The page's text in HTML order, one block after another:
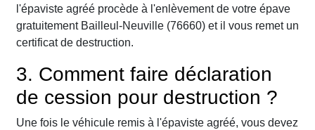
l'épaviste agréé procède à l'enlèvement de votre épave
gratuitement Bailleul-Neuville (76660) et il vous remet un
certificat de destruction.
3. Comment faire déclaration
de cession pour destruction ?
Une fois le véhicule remis à l'épaviste agréé, vous devez